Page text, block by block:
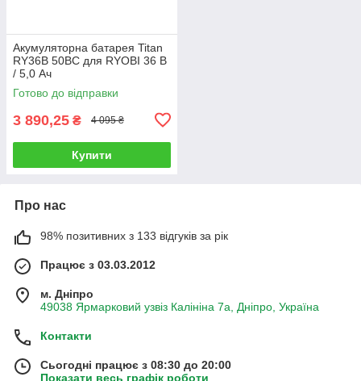
Акумуляторна батарея Titan
RY36B 50BC для RYOBI 36 В
/ 5,0 Ач
Готово до відправки
3 890,25 ₴ 4 095 ₴
Купити
Про нас
98% позитивних з 133 відгуків за рік
Працює з 03.03.2012
м. Дніпро
49038 Ярмарковий узвіз Калініна 7а, Дніпро, Україна
Контакти
Сьогодні працює з 08:30 до 20:00
Показати весь графік роботи